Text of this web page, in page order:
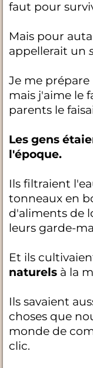
faut pour
Mais pour
appellerait un
Je me
mais j'aime le
parents le
Les gens
l'époque.
Ils filtraient
tonneaux en
d'aliments de
leurs garde-
Et ils
naturels à la
Ils savaient
choses que
monde de
clic.